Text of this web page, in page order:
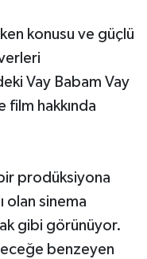
konusu ve güçlü
Vay Babam Vay
film hakkında
prodüksiyona
olan sinema
gibi görünüyor.
benzeyen